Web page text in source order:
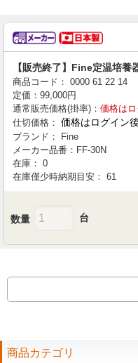
【販売終了】Fine定温培
商品コード： 0000 61 22 14
定価： 99,000円
通常販売価格(掛率)： 価格は
仕切価格： 価格はログイン
ブランド：
Fine
メーカー品番： FF-30N
在庫： 0
在庫僅少時納期目安： 61
数量 台
商品カテゴリ